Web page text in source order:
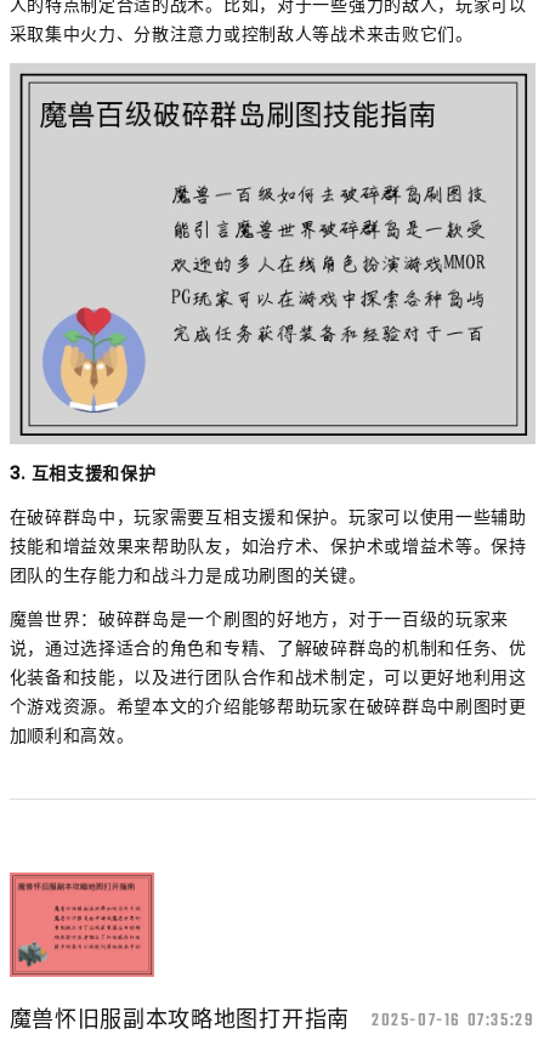
人的特点制定合适的战术。比如，对于一些强力的敌人，玩家可以
采取集中火力、分散注意力或控制敌人等战术来击败它们。
3. 互相支援和保护
在破碎群岛中，玩家需要互相支援和保护。玩家可以使用一些辅助
技能和增益效果来帮助队友，如治疗术、保护术或增益术等。保持
团队的生存能力和战斗力是成功刷图的关键。
魔兽世界：破碎群岛是一个刷图的好地方，对于一百级的玩家来
说，通过选择适合的角色和专精、了解破碎群岛的机制和任务、优
化装备和技能，以及进行团队合作和战术制定，可以更好地利用这
个游戏资源。希望本文的介绍能够帮助玩家在破碎群岛中刷图时更
加顺利和高效。
魔兽怀旧服副本攻略地图打开指南 2025-07-16 07:35:29